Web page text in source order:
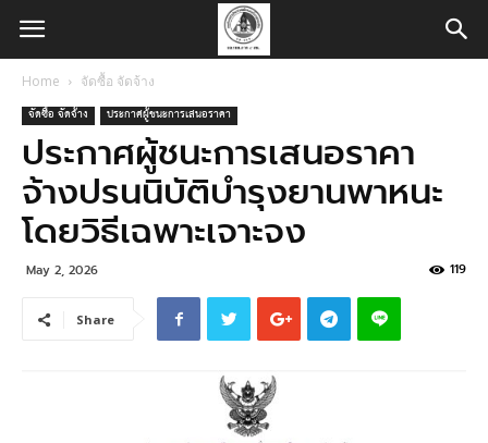
Home จัดซื้อ จัดจ้าง
จัดซื้อ จัดจ้าง ประกาศผู้ชนะการเสนอราคา
ประกาศผู้ชนะการเสนอราคา
จ้างปรนนิบัติบำรุงยานพาหนะ
โดยวิธีเฉพาะเจาะจง
May 2, 2026 119
Share